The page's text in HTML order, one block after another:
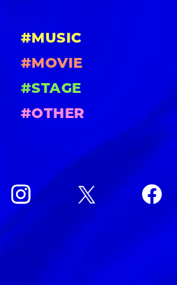
#MUSIC
#MOVIE
#STAGE
#OTHER